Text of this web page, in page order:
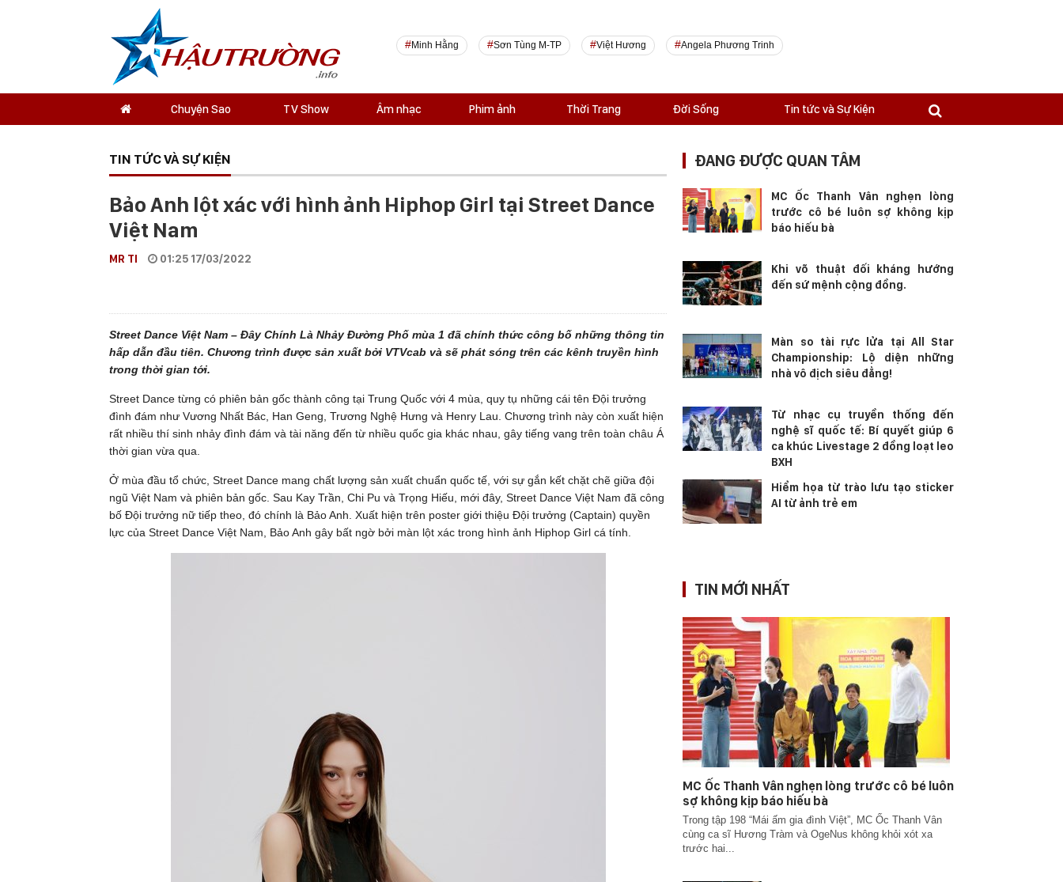
Minh Hằng Sơn Tùng M-TP Việt Hương Angela Phương Trinh
Chuyện Sao TV Show Âm nhạc Phim ảnh Thời Trang Đời Sống Tin tức và Sự Kiện
TIN TỨC VÀ SỰ KIỆN
Bảo Anh lột xác với hình ảnh Hiphop Girl tại Street Dance
Việt Nam
MR TI 01:25 17/03/2022
Street Dance Việt Nam – Đây Chính Là Nhảy Đường Phố mùa 1 đã chính thức công bố những thông tin
hấp dẫn đầu tiên. Chương trình được sản xuất bởi VTVcab và sẽ phát sóng trên các kênh truyền hình
trong thời gian tới.
Street Dance từng có phiên bản gốc thành công tại Trung Quốc với 4 mùa, quy tụ những cái tên Đội trưởng
đình đám như Vương Nhất Bác, Han Geng, Trương Nghệ Hưng và Henry Lau. Chương trình này còn xuất hiện
rất nhiều thí sinh nhảy đình đám và tài năng đến từ nhiều quốc gia khác nhau, gây tiếng vang trên toàn châu Á
thời gian vừa qua.
Ở mùa đầu tổ chức, Street Dance mang chất lượng sản xuất chuẩn quốc tế, với sự gắn kết chặt chẽ giữa đội
ngũ Việt Nam và phiên bản gốc. Sau Kay Trần, Chi Pu và Trọng Hiếu, mới đây, Street Dance Việt Nam đã công
bố Đội trưởng nữ tiếp theo, đó chính là Bảo Anh. Xuất hiện trên poster giới thiệu Đội trưởng (Captain) quyền
lực của Street Dance Việt Nam, Bảo Anh gây bất ngờ bởi màn lột xác trong hình ảnh Hiphop Girl cá tính.
ĐANG ĐƯỢC QUAN TÂM
MC Ốc Thanh Vân nghẹn lòng
trước cô bé luôn sợ không kịp
báo hiếu bà
Khi võ thuật đối kháng hướng
đến sứ mệnh cộng đồng.
Màn so tài rực lửa tại All Star
Championship: Lộ diện những
nhà vô địch siêu đẳng!
Từ nhạc cụ truyền thống đến
nghệ sĩ quốc tế: Bí quyết giúp 6
ca khúc Livestage 2 đồng loạt leo
BXH
Hiểm họa từ trào lưu tạo sticker
AI từ ảnh trẻ em
TIN MỚI NHẤT
MC Ốc Thanh Vân nghẹn lòng trước cô bé luôn
sợ không kịp báo hiếu bà
Trong tập 198 “Mái ấm gia đình Việt”, MC Ốc Thanh Vân
cùng ca sĩ Hương Tràm và OgeNus không khỏi xót xa
trước hai...